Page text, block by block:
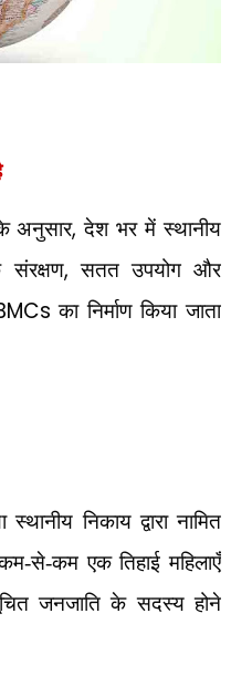
अनुसार,देश भर में स्थानीय
संरक्षण,सतत उपयोग और
का निर्माण किया जाता
निकाय द्वारा नामित
से-कम एक तिहाई महिलाएँ
जनजाति के सदस्य होने